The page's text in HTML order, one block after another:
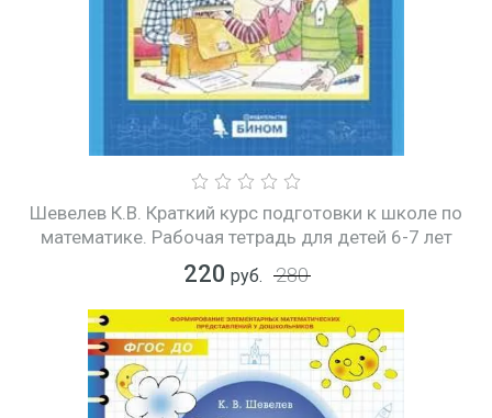
Шевелев К.В. Краткий курс подготовки к школе по
математике. Рабочая тетрадь для детей 6-7 лет
220 руб. 280